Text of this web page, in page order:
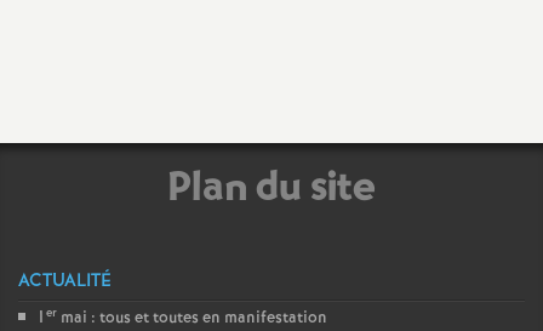
t
o
Plan du site
ACTUALITÉ
1 er mai : tous et toutes en manifestation